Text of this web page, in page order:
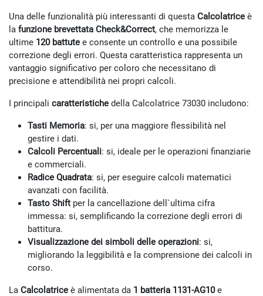
Una delle funzionalità più interessanti di questa Calcolatrice è
la funzione brevettata Check&Correct, che memorizza le
ultime 120 battute e consente un controllo e una possibile
correzione degli errori. Questa caratteristica rappresenta un
vantaggio significativo per coloro che necessitano di
precisione e attendibilità nei propri calcoli.
I principali caratteristiche della Calcolatrice 73030 includono:
Tasti Memoria: si, per una maggiore flessibilità nel
gestire i dati.
Calcoli Percentuali: si, ideale per le operazioni finanziarie
e commerciali.
Radice Quadrata: si, per eseguire calcoli matematici
avanzati con facilità.
Tasto Shift per la cancellazione dell`ultima cifra
immessa: si, semplificando la correzione degli errori di
battitura.
Visualizzazione dei simboli delle operazioni: si,
migliorando la leggibilità e la comprensione dei calcoli in
corso.
La Calcolatrice è alimentata da 1 batteria 1131-AG10e